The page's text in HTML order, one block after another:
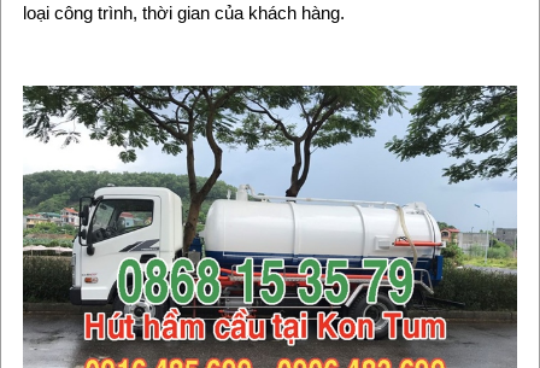
loại công trình, thời gian của khách hàng.